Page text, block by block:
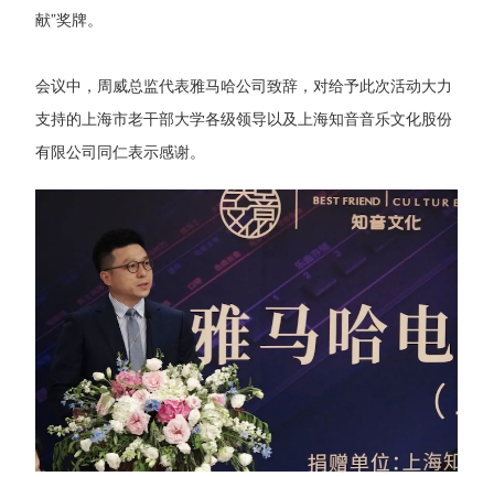
献”奖牌。
会议中，周威总监代表雅马哈公司致辞，对给予此次活动大力
支持的上海市老干部大学各级领导以及上海知音音乐文化股份
有限公司同仁表示感谢。